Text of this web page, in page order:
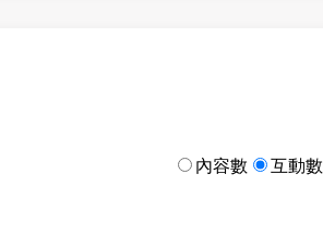
內容數 互動數